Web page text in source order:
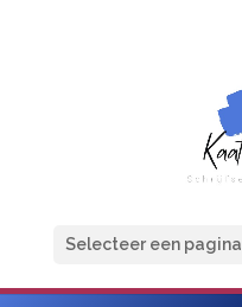
Selecteer een pagina